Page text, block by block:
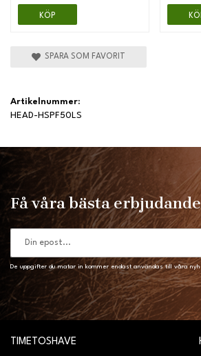
KÖP
SPARA SOM FAVORIT
Artikelnummer:
HEAD-HSPF50LS
Få våra bästa
De uppgifter du matar in kommer endast användas till våra
TIMETOSHAVE